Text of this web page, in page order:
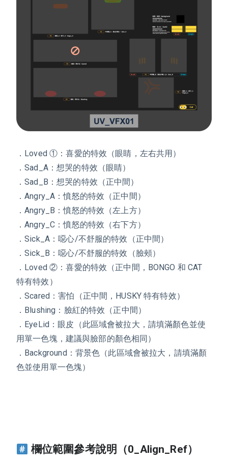
．Loved ①：喜愛的特效（眼睛，左右共用）
．Sad_A：想哭的特效（眼睛）
．Sad_B：想哭的特效（正中間）
．Angry_A：憤怒的特效（正中間）
．Angry_B：憤怒的特效（左上方）
．Angry_C：憤怒的特效（右下方）
．Sick_A：噁心/不舒服的特效（正中間）
．Sick_B：噁心/不舒服的特效（臉頰）
．Loved ②：喜愛的特效（正中間，BONGO 和 CAT
特有特效）
．Scared：害怕（正中間，HUSKY 特有特效）
．Blushing：臉紅的特效（正中間）
．EyeLid：眼皮（此區域會被拉大，請填滿顏色並使
用單一色塊，建議與臉部的顏色相同）
．Background：背景色（此區域會被拉大，請填滿顏
色並使用單一色塊）
欄位範圍參考說明（0_Align_Ref）